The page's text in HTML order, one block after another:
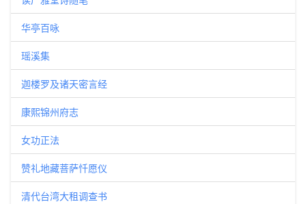
华亭百咏
瑶溪集
迦楼罗及诸天密言经
康熙锦州府志
女功正法
赞礼地藏菩萨忏愿仪
清代台湾大租调查书